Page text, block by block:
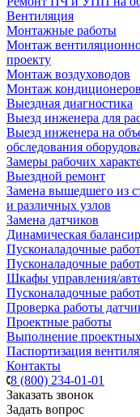
Вентиляция
Монтажные работы
Монтаж
проекту
Монтаж воздуховодов
Монтаж кондиционеров
Выездная диагностика
Выезд инженера для
Выезд инженера на
обследования
Замеры рабочих
Выездной ремонт
Замена вышедшего из
и различных узлов
Замена датчиков
Динамическая
Пусконаладочные
Пусконаладочные
Шкафы управления/
Пусконаладочные
Проверка работы
Проектные работы
Выполнение
Паспортизация
Контакты
8 (800) 234-01-01
Заказать звонок
Задать вопрос